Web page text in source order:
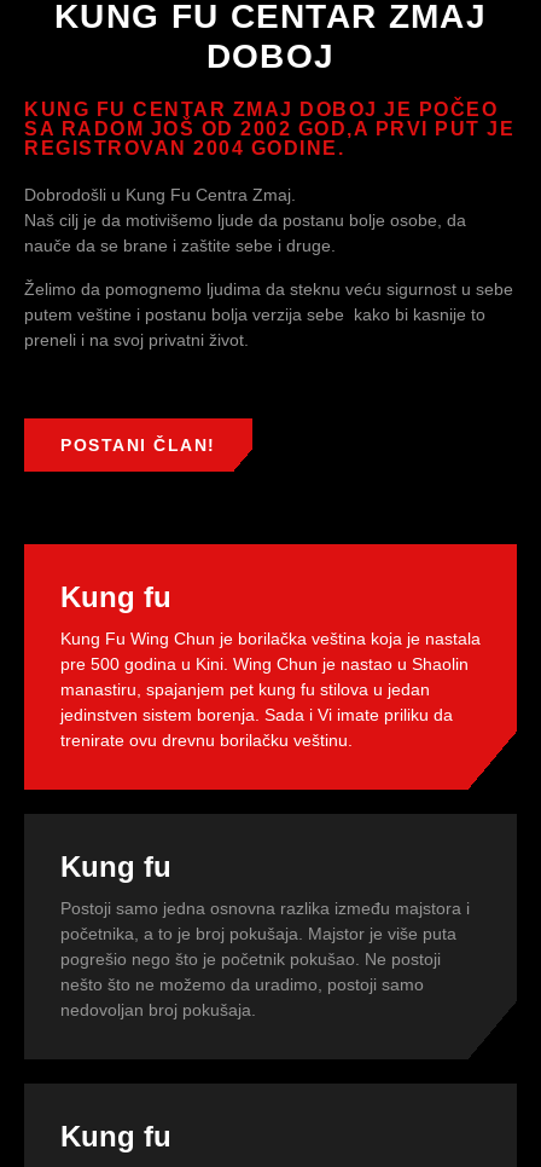
KUNG FU CENTAR ZMAJ
DOBOJ
KUNG FU CENTAR ZMAJ DOBOJ JE POČEO
SA RADOM JOŠ OD 2002 GOD,A PRVI PUT JE
REGISTROVAN 2004 GODINE.
Dobrodošli u Kung Fu Centra Zmaj.
Naš cilj je da motivišemo ljude da postanu bolje osobe, da
nauče da se brane i zaštite sebe i druge.
Želimo da pomognemo ljudima da steknu veću sigurnost u sebe
putem veštine i postanu bolja verzija sebe kako bi kasnije to
preneli i na svoj privatni život.
POSTANI ČLAN!
Kung fu
Kung Fu Wing Chun je borilačka veština koja je nastala
pre 500 godina u Kini. Wing Chun je nastao u Shaolin
manastiru, spajanjem pet kung fu stilova u jedan
jedinstven sistem borenja. Sada i Vi imate priliku da
trenirate ovu drevnu borilačku veštinu.
Kung fu
Postoji samo jedna osnovna razlika između majstora i
početnika, a to je broj pokušaja. Majstor je više puta
pogrešio nego što je početnik pokušao. Ne postoji
nešto što ne možemo da uradimo, postoji samo
nedovoljan broj pokušaja.
Kung fu